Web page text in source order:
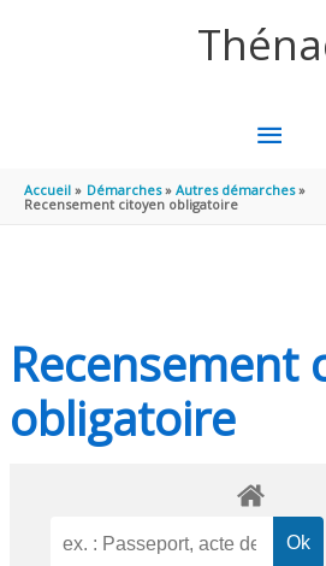
MENU
Accueil Démarches
Autres démarches
Recensement citoyen obligatoire
Recensement
obligatoire